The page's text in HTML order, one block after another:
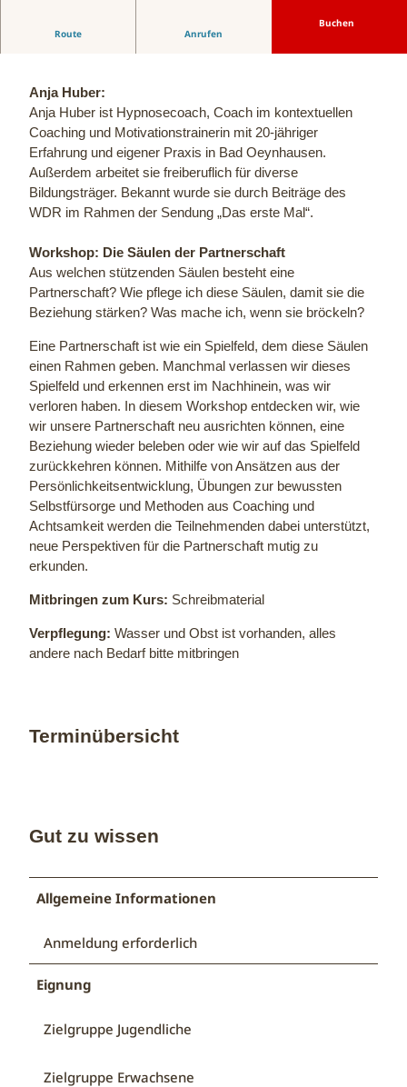
Route Anrufen
Buchen
Anja Huber:
Anja Huber ist Hypnosecoach, Coach im kontextuellen
Coaching und Motivationstrainerin mit 20-jähriger
Erfahrung und eigener Praxis in Bad Oeynhausen.
Außerdem arbeitet sie freiberuflich für diverse
Bildungsträger. Bekannt wurde sie durch Beiträge des
WDR im Rahmen der Sendung „Das erste Mal“.
Workshop: Die Säulen der Partnerschaft
Aus welchen stützenden Säulen besteht eine
Partnerschaft? Wie pflege ich diese Säulen, damit sie die
Beziehung stärken? Was mache ich, wenn sie bröckeln?
Eine Partnerschaft ist wie ein Spielfeld, dem diese Säulen
einen Rahmen geben. Manchmal verlassen wir dieses
Spielfeld und erkennen erst im Nachhinein, was wir
verloren haben. In diesem Workshop entdecken wir, wie
wir unsere Partnerschaft neu ausrichten können, eine
Beziehung wieder beleben oder wie wir auf das Spielfeld
zurückkehren können. Mithilfe von Ansätzen aus der
Persönlichkeitsentwicklung, Übungen zur bewussten
Selbstfürsorge und Methoden aus Coaching und
Achtsamkeit werden die Teilnehmenden dabei unterstützt,
neue Perspektiven für die Partnerschaft mutig zu
erkunden.
Mitbringen zum Kurs: Schreibmaterial
Verpflegung: Wasser und Obst ist vorhanden, alles
andere nach Bedarf bitte mitbringen
Terminübersicht
Gut zu wissen
Allgemeine Informationen
Anmeldung erforderlich
Eignung
Zielgruppe Jugendliche
Zielgruppe Erwachsene